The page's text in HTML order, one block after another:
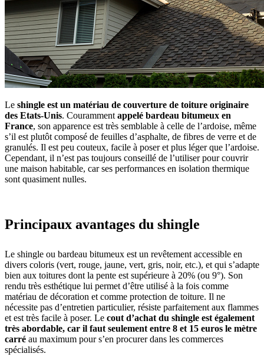
Le shingle est un matériau de couverture de toiture originaire
des Etats-Unis. Couramment appelé bardeau bitumeux en
France, son apparence est très semblable à celle de l’ardoise, même
s’il est plutôt composé de feuilles d’asphalte, de fibres de verre et de
granulés. Il est peu couteux, facile à poser et plus léger que l’ardoise.
Cependant, il n’est pas toujours conseillé de l’utiliser pour couvrir
une maison habitable, car ses performances en isolation thermique
sont quasiment nulles.
Principaux avantages du shingle
Le shingle ou bardeau bitumeux est un revêtement accessible en
divers coloris (vert, rouge, jaune, vert, gris, noir, etc.), et qui s’adapte
bien aux toitures dont la pente est supérieure à 20% (ou 9°). Son
rendu très esthétique lui permet d’être utilisé à la fois comme
matériau de décoration et comme protection de toiture. Il ne
nécessite pas d’entretien particulier, résiste parfaitement aux flammes
et est très facile à poser. Le cout d’achat du shingle est également
très abordable, car il faut seulement entre 8 et 15 euros le mètre
carré au maximum pour s’en procurer dans les commerces
spécialisés.